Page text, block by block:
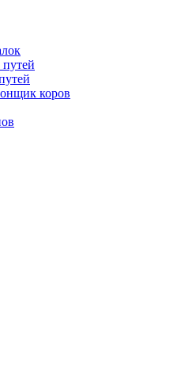
коров